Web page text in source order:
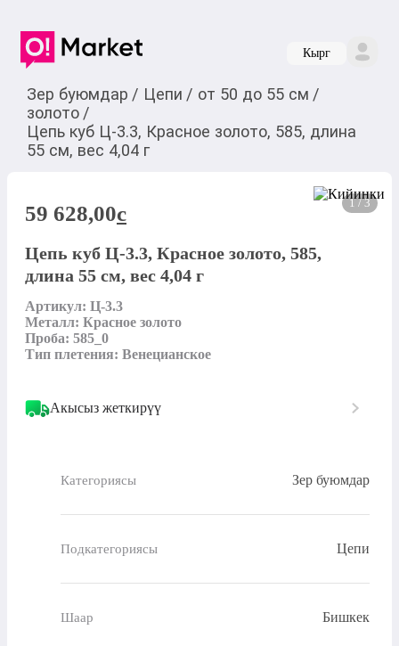
Кырг
Зер буюмдар / Цепи / от 50 до 55 см /
золото /
Цепь куб Ц-3.3, Красное золото, 585, длина
55 см, вес 4,04 г
1 / 3
59 628,00c
Цепь куб Ц-3.3, Красное золото, 585,
длина 55 см, вес 4,04 г
Артикул: Ц-3.3
Металл: Красное золото
Проба: 585_0
Тип плетения: Венецианское
Акысыз жеткирүү
Категориясы Зер буюмдар
Подкатегориясы Цепи
Шаар Бишкек